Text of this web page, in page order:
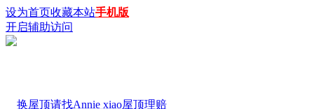
设为首页收藏本站手机版
开启辅助访问